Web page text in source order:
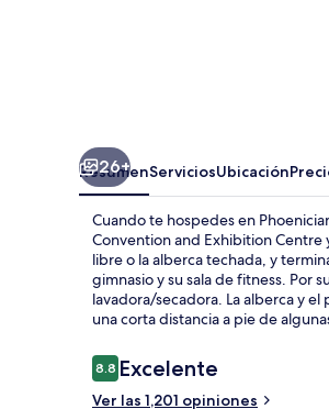
26+
ResumenServiciosUbicación
Cuando te hospedes en
Convention and Exhibition Centre
libre o la alberca techada, y
gimnasio y su sala de fitness. Por
lavadora/secadora. La alberca y
una corta distancia a pie de
Opiniones
8.88.8 de 10,
Excelente
Ver las 1,201 opiniones